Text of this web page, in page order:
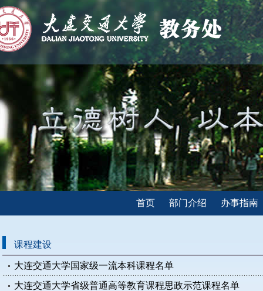
首页 部门介绍 办事指南
课程建设
大连交通大学国家级一流本科课程名单
大连交通大学省级普通高等教育课程思政示范课程名单